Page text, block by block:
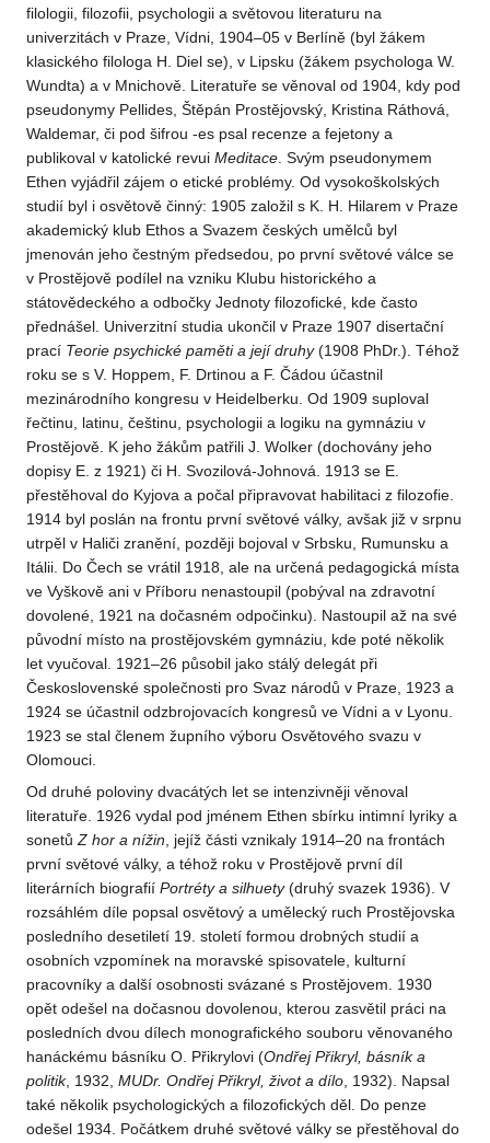
filologii, filozofii, psychologii a světovou literaturu na
univerzitách v Praze, Vídni, 1904–05 v Berlíně (byl žákem
klasického filologa H. Diel se), v Lipsku (žákem psychologa W.
Wundta) a v Mnichově. Literatuře se věnoval od 1904, kdy pod
pseudonymy Pellides, Štěpán Prostějovský, Kristina Ráthová,
Waldemar, či pod šifrou -es psal recenze a fejetony a
publikoval v katolické revui Meditace . Svým pseudonymem
Ethen vyjádřil zájem o etické problémy. Od vysokoškolských
studií byl i osvětově činný: 1905 založil s K. H. Hilarem v Praze
akademický klub Ethos a Svazem českých umělců byl
jmenován jeho čestným předsedou, po první světové válce se
v Prostějově podílel na vzniku Klubu historického a
státovědeckého a odbočky Jednoty filozofické, kde často
přednášel. Univerzitní studia ukončil v Praze 1907 disertační
prací Teorie psychické paměti a její druhy(1908 PhDr.). Téhož
roku se s V. Hoppem, F. Drtinou a F. Čádou účastnil
mezinárodního kongresu v Heidelberku. Od 1909 suploval
řečtinu, latinu, češtinu, psychologii a logiku na gymnáziu v
Prostějově. K jeho žákům patřili J. Wolker (dochovány jeho
dopisy E. z 1921) či H. Svozilová-Johnová. 1913 se E.
přestěhoval do Kyjova a počal připravovat habilitaci z filozofie.
1914 byl poslán na frontu první světové války, avšak již v srpnu
utrpěl v Haliči zranění, později bojoval v Srbsku, Rumunsku a
Itálii. Do Čech se vrátil 1918, ale na určená pedagogická místa
ve Vyškově ani v Příboru nenastoupil (pobýval na zdravotní
dovolené, 1921 na dočasném odpočinku). Nastoupil až na své
původní místo na prostějovském gymnáziu, kde poté několik
let vyučoval. 1921–26 působil jako stálý delegát při
Československé společnosti pro Svaz národů v Praze, 1923 a
1924 se účastnil odzbrojovacích kongresů ve Vídni a v Lyonu.
1923 se stal členem župního výboru Osvětového svazu v
Olomouci.
Od druhé poloviny dvacátých let se intenzivněji věnoval
literatuře. 1926 vydal pod jménem Ethen sbírku intimní lyriky a
sonetů Z hor a nížin , jejíž části vznikaly 1914–20 na frontách
první světové války, a téhož roku v Prostějově první díl
literárních biografií Portréty a silhuety(druhý svazek 1936). V
rozsáhlém díle popsal osvětový a umělecký ruch Prostějovska
posledního desetiletí 19. století formou drobných studií a
osobních vzpomínek na moravské spisovatele, kulturní
pracovníky a další osobnosti svázané s Prostějovem. 1930
opět odešel na dočasnou dovolenou, kterou zasvětil práci na
posledních dvou dílech monografického souboru věnovaného
hanáckému básníku O. Přikrylovi (Ondřej Přikryl, básník a
politik, 1932, MUDr. Ondřej Přikryl, život a dílo , 1932). Napsal
také několik psychologických a filozofických děl. Do penze
odešel 1934. Počátkem druhé světové války se přestěhoval do